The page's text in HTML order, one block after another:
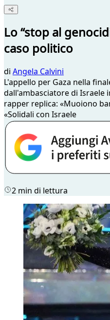
Lo “stop al
caso politico
di Angela Calvini
L'appello per Gaza nella
dall'ambasciatore di Israele
rapper replica: «Muoiono
«Solidali con Israele
2 min di lettura